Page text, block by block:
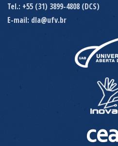
Tel.: +55 (31) 3899-4808 (DCS)
E-mail: dla@ufv.br